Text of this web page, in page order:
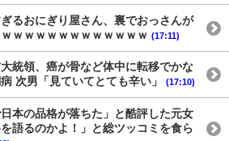
ぎるおにぎり屋さん、裏でおっさんが
ｗｗｗｗｗｗｗｗｗｗｗｗ (17:11)
大統領、癌が骨など体中に転移でかな
次男「見ていてとても辛い」
(17:10)
日本の品格が落ちた」と酷評した元女
語るのかよ！」と総ツッコミを食ら